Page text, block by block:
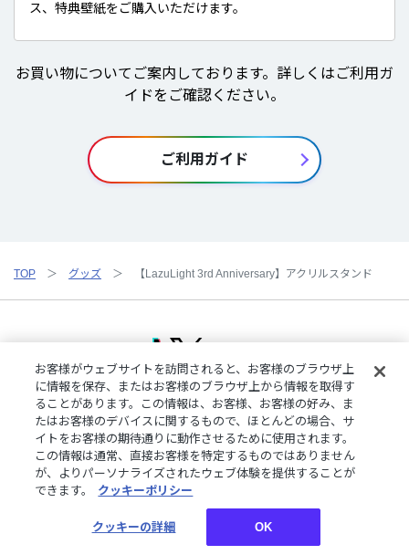
ス、特典壁紙をご購入いただけます。
お買い物についてご案内しております。詳しくはご利用ガ
イドをご確認ください。
ご利用ガイド
TOP グッズ 【LazuLight 3rd Anniversary】アクリルスタンド
ご利用規約プライバシーポリシー
特定商取引法に基づく表記
ご利用ガイドよくある質問お問い合わせにじさんじ公式サイト
クッキーの詳細
©︎ANYCOLOR, Inc.
お客様がウェブサイトを訪問されると、お客様のブラウザ上
に情報を保存、またはお客様のブラウザ上から情報を取得す
ることがあります。この情報は、お客様、お客様の好み、ま
たはお客様のデバイスに関するもので、ほとんどの場合、サ
イトをお客様の期待通りに動作させるために使用されます。
この情報は通常、直接お客様を特定するものではありません
が、よりパーソナライズされたウェブ体験を提供することが
できます。
クッキーポリシー
クッキーの詳細 OK